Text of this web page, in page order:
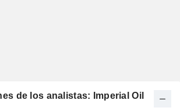
de los analistas: Imperial Oil